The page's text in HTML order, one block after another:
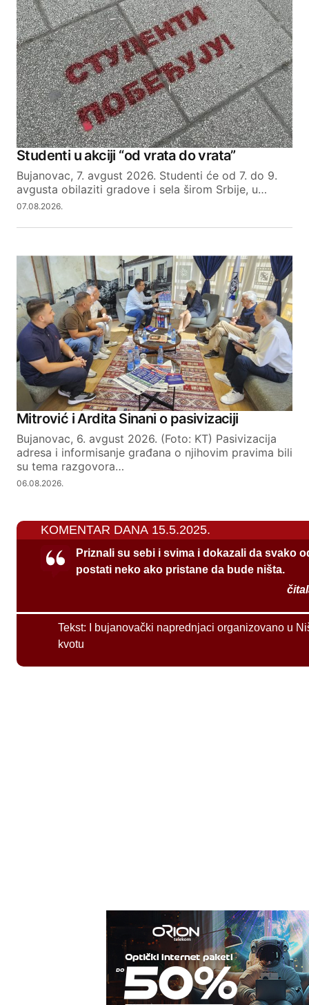
Studenti u akciji “od vrata do vrata”
Bujanovac, 7. avgust 2026. Studenti će od 7. do 9.
avgusta obilaziti gradove i sela širom Srbije, u…
07.08.2026.
Mitrović i Ardita Sinani o pasivizaciji
Bujanovac, 6. avgust 2026. (Foto: KT) Pasivizacija
adresa i informisanje građana o njihovim pravima bili
su tema razgovora…
06.08.2026.
KOMENTAR DANA 15.5.2025.
Priznali su sebi i svima i dokazali da svako
postati neko ako pristane da bude ništa.
Tekst:
I bujanovački naprednjaci organizovano u
kvotu